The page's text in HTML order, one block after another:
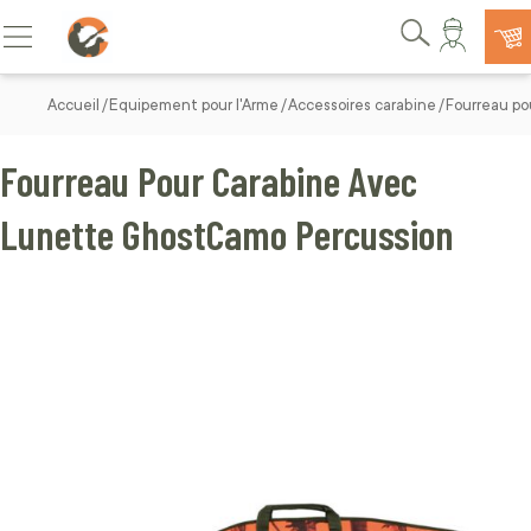
Allez au contenu
Basculer la navigation
Rechercher
Accueil Equipement pour l'Arme Accessoires carabine Fourreau
Fourreau Pour Carabine Avec
Lunette GhostCamo Percussion